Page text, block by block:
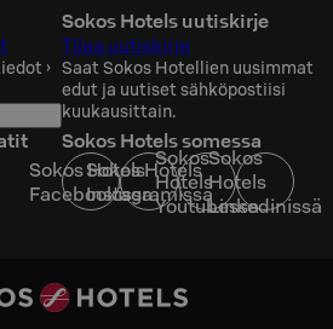
›
Sokos Hotels uutiskirje
Tilaa uutiskirje
Saat Sokos Hotellien uusimmat
edut ja uutiset sähköpostiisi
kuukausittain.
Sokos Hotels somessa
Sokos Hotels
Facebookissa
Sokos Hotels
Instagramissa
Sokos
Hotels
Youtubessa
Sokos
Hotels
Linkedinissä